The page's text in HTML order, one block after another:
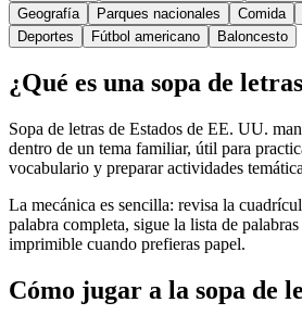
Geografía
Parques nacionales Comida
Deportes
Fútbol americano Baloncesto
¿Qué es una sopa de
Sopa de letras de Estados de EE. UU.
dentro de un tema familiar, útil para
vocabulario y preparar actividades
La mecánica es sencilla: revisa la
palabra completa, sigue la lista de
imprimible cuando prefieras papel.
Cómo jugar a la sopa de